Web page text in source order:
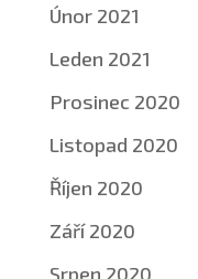
Únor 2021
Leden 2021
Prosinec 2020
Listopad 2020
Říjen 2020
Září 2020
Srpen 2020